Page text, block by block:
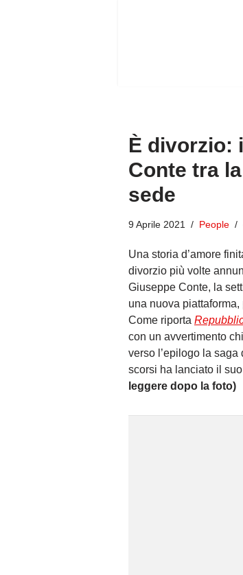
È divorzio:
Conte tra
sede
9 Aprile 2021 People
Una storia d’amore
divorzio più volte
Giuseppe Conte, la
una nuova piattaforma,
Come riporta
con un avvertimento
verso l’epilogo la
scorsi ha lanciato il
leggere dopo la foto)